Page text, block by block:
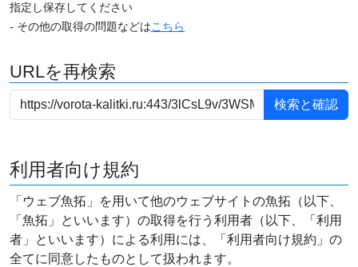
指定し保存してください
- その他の取得の問題などはこちら
URLを再検索
利用者向け規約
「ウェブ魚拓」を用いて他のウェブサイトの魚拓（以下、
「魚拓」といいます）の取得を行う利用者（以下、「利用
者」といいます）による利用には、「利用者向け規約」の
全てに同意したものとして扱われます。